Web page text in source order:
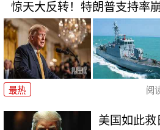
惊天大反转！特朗普支持率
最热 阅
美国如此救